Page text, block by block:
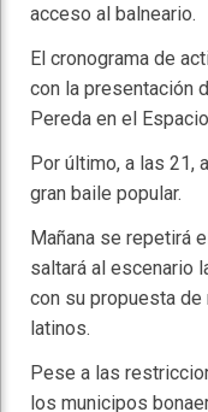
acceso al balneario.
El cronograma de
con la presentación
Pereda en el
Por último, a las 21,
gran baile popular.
Mañana se repetirá
saltará al escenario
con su propuesta
latinos.
Pese a las
los municipos